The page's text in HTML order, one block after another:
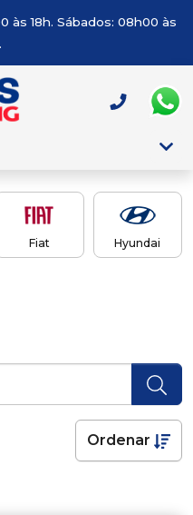
às 18h. Sábados: 08h00 às
Fiat Hyundai
Ordenar